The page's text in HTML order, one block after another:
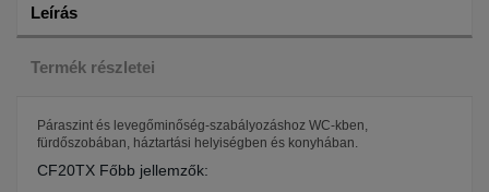
Leírás
Termék részletei
Páraszint és levegőminőség-szabályozáshoz WC-kben,
fürdőszobában, háztartási helyiségben és konyhában.
CF20TX Főbb jellemzők: